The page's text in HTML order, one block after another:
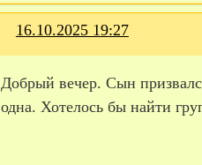
16.10.2025 19:27
Добрый вечер. Сын
одна. Хотелось бы найти